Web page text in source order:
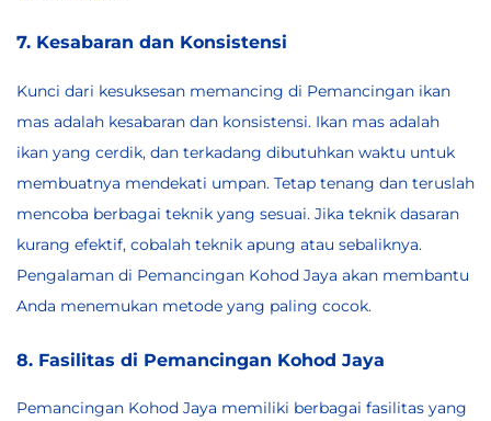
7. Kesabaran dan Konsistensi
Kunci dari kesuksesan memancing di Pemancingan ikan
mas adalah kesabaran dan konsistensi. Ikan mas adalah
ikan yang cerdik, dan terkadang dibutuhkan waktu untuk
membuatnya mendekati umpan. Tetap tenang dan teruslah
mencoba berbagai teknik yang sesuai. Jika teknik dasaran
kurang efektif, cobalah teknik apung atau sebaliknya.
Pengalaman di Pemancingan Kohod Jaya akan membantu
Anda menemukan metode yang paling cocok.
8. Fasilitas di Pemancingan Kohod Jaya
Pemancingan Kohod Jaya memiliki berbagai fasilitas yang